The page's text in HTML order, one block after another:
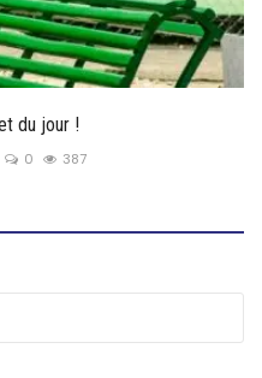
du jour !
0 387